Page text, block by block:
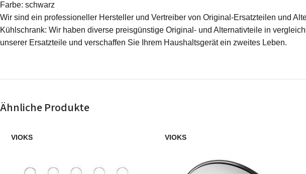
Farbe: schwarz
Wir sind ein professioneller Hersteller und Vertreiber von Original-Ersatzteilen und
Kühlschrank: Wir haben diverse preisgünstige Original- und Alternativteile in
unserer Ersatzteile und verschaffen Sie Ihrem Haushaltsgerät ein zweites Leben.
Ähnliche Produkte
VIOKS VIOKS